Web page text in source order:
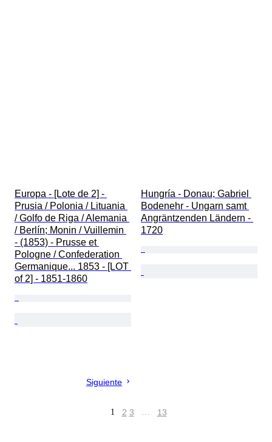
Europa - [Lote de 2] -
Prusia / Polonia / Lituania
/ Golfo de Riga / Alemania
/ Berlín; Monin / Vuillemin
- (1853) - Prusse et
Pologne / Confederation
Germanique... 1853 - [LOT
of 2] - 1851-1860
Hungría - Donau; Gabriel
Bodenehr - Ungarn samt
Angräntzenden Ländern -
1720
Siguiente
1 2 3 … 13